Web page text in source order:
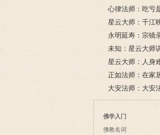
间好时节。
萨十大愿王（附普
品全文）
心律法师：吃亏
星云大师：千江
永明延寿：宗镜
未知：星云大师
星云大师：人身
已得，佛法难闻今
此身不向今生度，
生度此身？
正如法师：在家
五戒可以搭缦衣
大安法师：大安
解
佛学入门
佛教名词